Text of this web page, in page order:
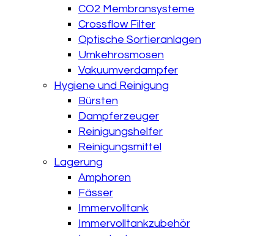
CO2 Membransysteme
Crossflow Filter
Optische Sortieranlagen
Umkehrosmosen
Vakuumverdampfer
Hygiene und Reinigung
Bürsten
Dampferzeuger
Reinigungshelfer
Reinigungsmittel
Lagerung
Amphoren
Fässer
Immervolltank
Immervolltankzubehör